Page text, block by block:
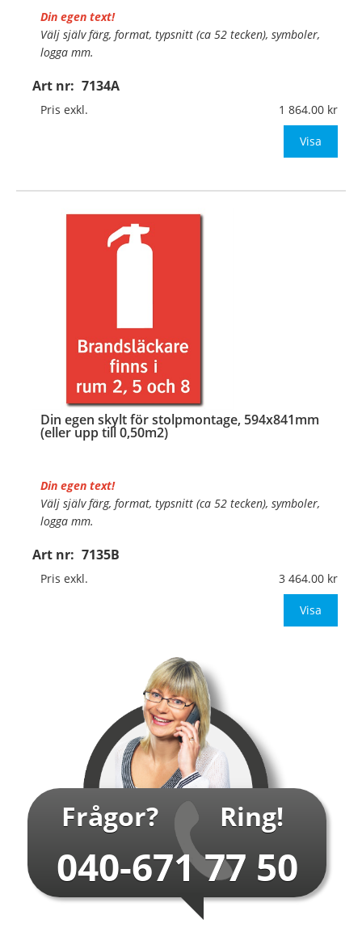
Art nr: 7134A
Din egen text!
Välj själv färg, format, typsnitt (ca 52 tecken), symboler,
logga mm.
Material:Plan aluminium, 0,7mm (väggmontage)
Mått:594x841mm (eller annat mått upp till 0,50m²)
Pris exkl. 1 864.00
Visa
Din egen skylt för stolpmontage, 594x841mm
(eller upp till 0,50m2)
Art nr: 7135B
Din egen text!
Välj själv färg, format, typsnitt (ca 52 tecken), symboler,
logga mm.
Material:Kantvikt aluminium, 2mm (stolpmontage)
Mått:594x841mm (eller annat mått upp till 0,50m²)
Pris exkl. 3 464.00
Visa
Frågor? Ring!
040-671 77 50